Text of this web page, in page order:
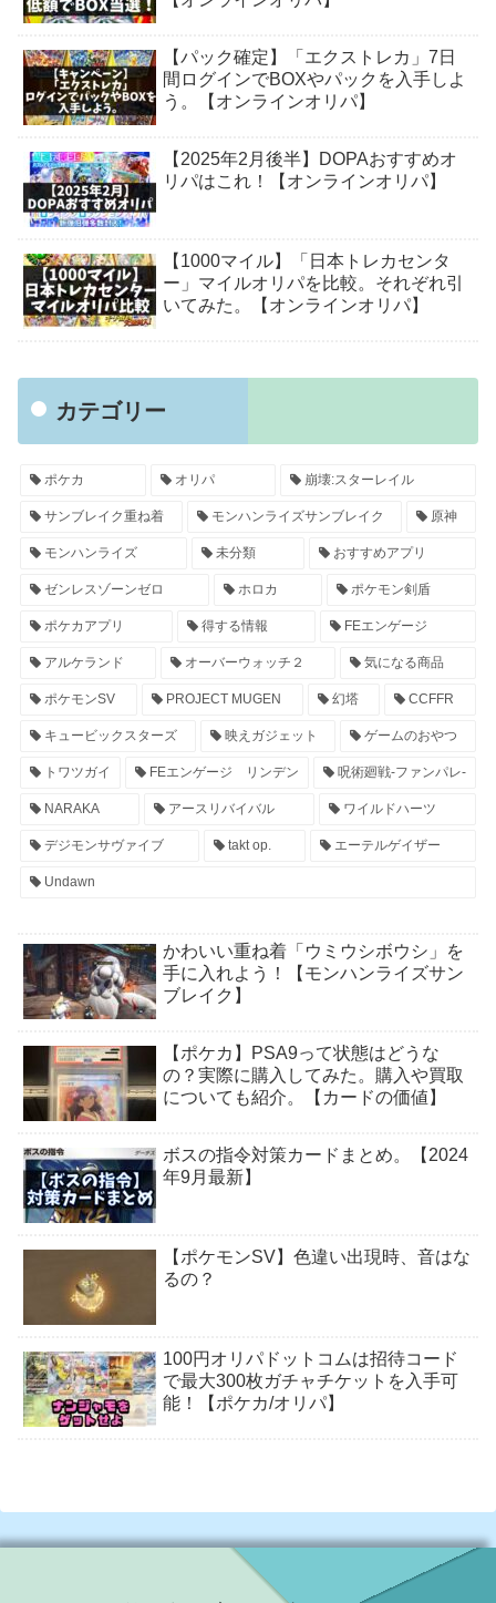
【パック確定】「エクストレカ」7日
間ログインでBOXやパックを入手しよ
う。【オンラインオリパ】
【2025年2月後半】DOPAおすすめオ
リパはこれ！【オンラインオリパ】
【1000マイル】「日本トレカセンタ
ー」マイルオリパを比較。それぞれ引
いてみた。【オンラインオリパ】
カテゴリー
ポケカ オリパ 崩壊:スターレイル
サンブレイク重ね着 モンハンライズサンブレイク 原神
モンハンライズ 未分類 おすすめアプリ
ゼンレスゾーンゼロ ホロカ ポケモン剣盾
ポケカアプリ 得する情報 FEエンゲージ
アルケランド オーバーウォッチ２ 気になる商品
ポケモンSV PROJECT MUGEN 幻塔 CCFFR
キュービックスターズ 映えガジェット ゲームのおやつ
トワツガイ FEエンゲージ リンデン 呪術廻戦-ファンパレ-
NARAKA アースリバイバル ワイルドハーツ
デジモンサヴァイブ takt op. エーテルゲイザー
Undawn
かわいい重ね着「ウミウシボウシ」を
手に入れよう！【モンハンライズサン
ブレイク】
【ポケカ】PSA9って状態はどうな
の？実際に購入してみた。購入や買取
についても紹介。【カードの価値】
ボスの指令対策カードまとめ。【2024
年9月最新】
【ポケモンSV】色違い出現時、音はな
るの？
100円オリパドットコムは招待コード
で最大300枚ガチャチケットを入手可
能！【ポケカ/オリパ】